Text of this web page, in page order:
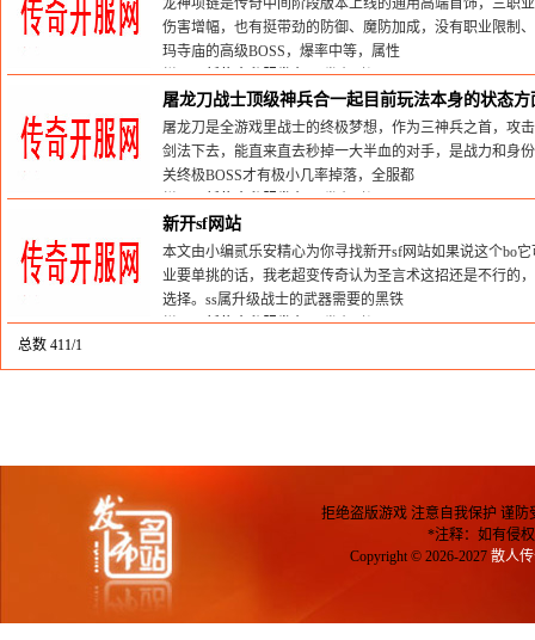
龙神项链是传奇中间阶段版本上线的通用高端首饰，三职
伤害增幅，也有挺带劲的防御、魔防加成，没有职业限制
玛寺庙的高级BOSS，爆率中等，属性
栏目：新传奇私服发布网发布时间:2026-07-22
屠龙刀战士顶级神兵合一起目前玩法本身的状态
屠龙刀是全游戏里战士的终极梦想，作为三神兵之首，攻
剑法下去，能直来直去秒掉一大半血的对手，是战力和身
关终极BOSS才有极小几率掉落，全服都
栏目：新传奇私服发布网发布时间:2026-03-20
新开sf网站
本文由小编贰乐安精心为你寻找新开sf网站如果说这个bo
业要单挑的话，我老超变传奇认为圣言术这招还是不行的
选择。ss属升级战士的武器需要的黑铁
栏目：新传奇私服发布网发布时间:2024-03-27
总数 411/1
拒绝盗版游戏 注意自我保护 谨
*注释：如有侵
Copyright © 2026-2027 散人